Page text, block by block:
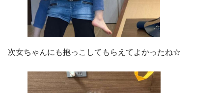
次女ちゃんにも抱っこしてもらえてよかったね☆